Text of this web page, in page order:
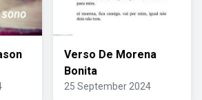
Verso De Morena
Bonita
25 September 2024